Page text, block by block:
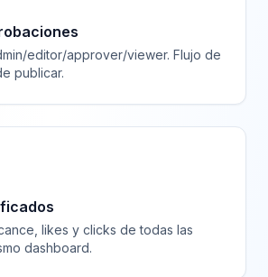
editor/approver/viewer. Flujo de
publicar.
likes y clicks de todas las
dashboard.